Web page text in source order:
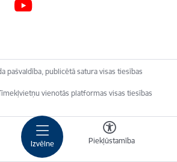
Izvēlne Piekļūstamība
pašvaldība, publicētā satura visas tiesības
vienotās platformas visas tiesības